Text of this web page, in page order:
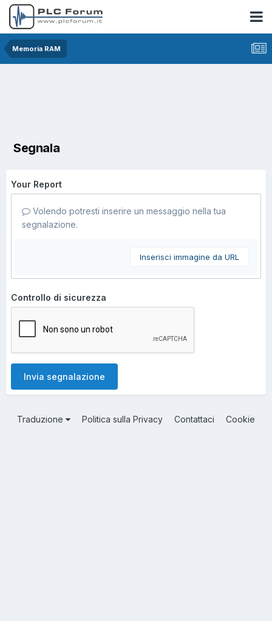
Memoria RAM
Segnala
Your Report
Volendo potresti inserire un messaggio nella tua
segnalazione.
Inserisci immagine da URL
Controllo di sicurezza
Invia segnalazione
Traduzione Politica sulla Privacy Contattaci Cookie